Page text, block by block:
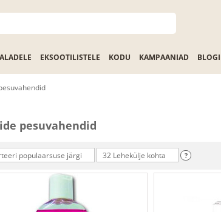
EKSOOTILISTELE KODU KAMPAANIAD BLOGI
pesuvahendid
populaarsuse järgi 32 Lehekülje kohta ?